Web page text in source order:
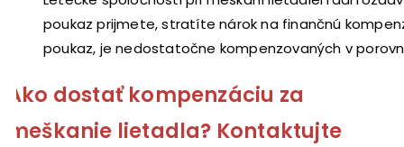
poukaz prijmete, stratíte nárok na finančnú
poukaz, je nedostatočne kompenzovaných v
Ako dostať kompenzáciu za
meškanie lietadla? Kontaktujte